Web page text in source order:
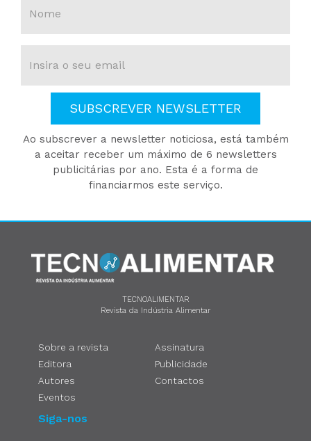
SUBSCREVER NEWSLETTER
Ao subscrever a newsletter noticiosa, está também
a aceitar receber um máximo de 6 newsletters
publicitárias por ano. Esta é a forma de
financiarmos este serviço.
TECNOALIMENTAR
Revista da Indústria Alimentar
Sobre a revista
Editora
Autores
Eventos
Assinatura
Publicidade
Contactos
Siga-nos